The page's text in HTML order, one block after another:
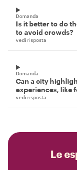
Domanda
Is it better to do
to avoid crowds?
vedi risposta
Domanda
Can a city
experiences, like
vedi risposta
Le